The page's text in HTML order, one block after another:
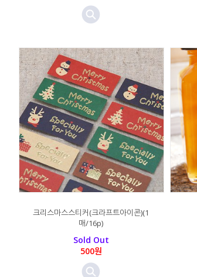
크리스마스스티커(크라프트아이콘)(1
매/16p)
Sold Out
500원